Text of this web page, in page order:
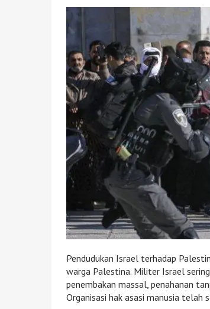
Pendudukan Israel terhadap
warga Palestina. Militer Israel
penembakan massal, penahanan
Organisasi hak asasi manusia telah